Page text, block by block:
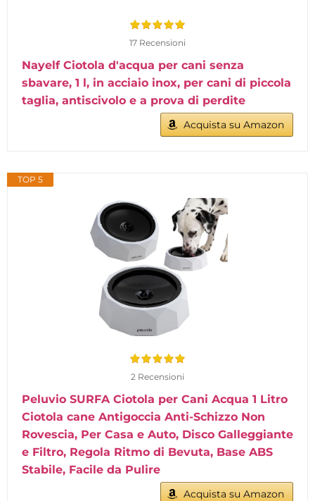
17 Recensioni
Nayelf Ciotola d'acqua per cani senza
sbavare, 1 l, in acciaio inox, per cani di piccola
taglia, antiscivolo e a prova di perdite
Acquista su Amazon
TOP 5
2 Recensioni
Peluvio SURFA Ciotola per Cani Acqua 1 Litro
Ciotola cane Antigoccia Anti-Schizzo Non
Rovescia, Per Casa e Auto, Disco Galleggiante
e Filtro, Regola Ritmo di Bevuta, Base ABS
Stabile, Facile da Pulire
Acquista su Amazon